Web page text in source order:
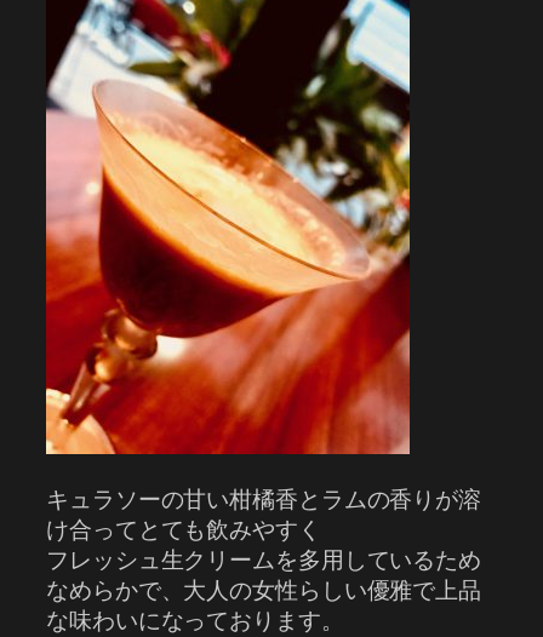
キュラソーの甘い柑橘香とラムの香りが溶
け合ってとても飲みやすく
フレッシュ生クリームを多用しているため
なめらかで、大人の女性らしい優雅で上品
な味わいになっております。